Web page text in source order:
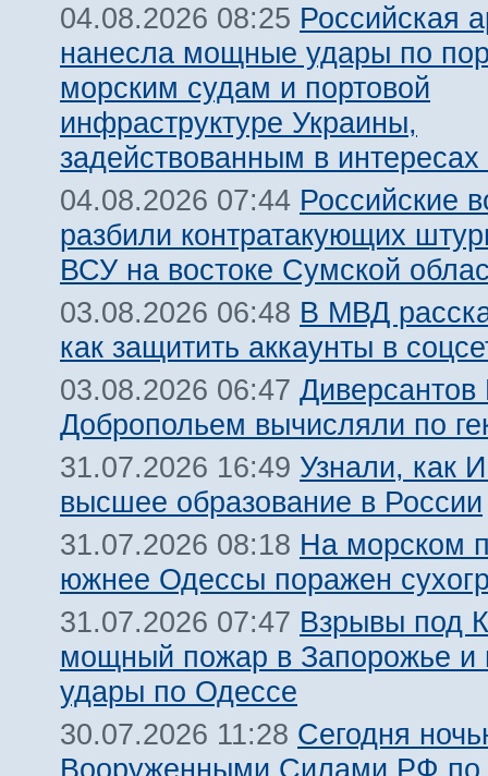
04.08.2026 08:25 Российская
нанесла мощные удары по
морским судам и портовой
инфраструктуре Украины,
задействованным в
04.08.2026 07:44 Российские
разбили контратакующих
ВСУ на востоке Сумской
03.08.2026 06:48 В МВД
как защитить аккаунты в
03.08.2026 06:47
Добропольем вычисляли по
31.07.2026 16:49 Узнали, как
высшее образование в России
31.07.2026 08:18 На морском
южнее Одессы поражен
31.07.2026 07:47 Взрывы под
мощный пожар в Запорожье и
удары по Одессе
30.07.2026 11:28 Сегодня
Вооруженными Силами РФ по